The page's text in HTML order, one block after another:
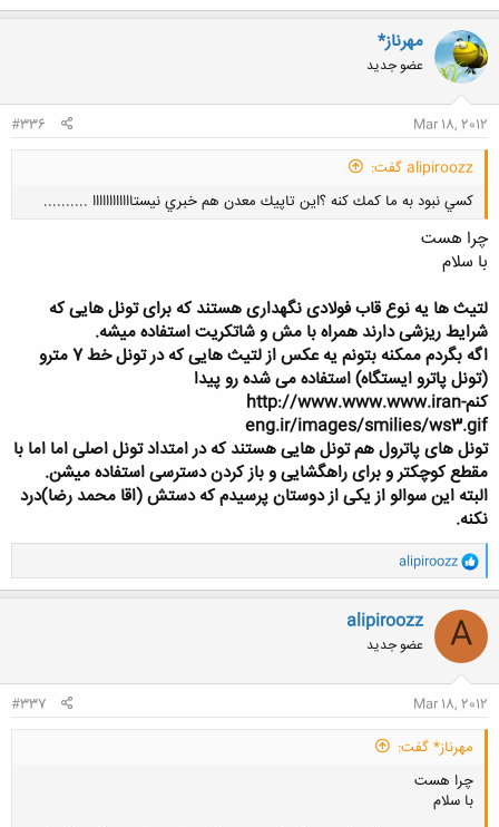
مهرناز*
عضو جدید
Mar 18, 2012
#336
alipiroozz گفت:
كسي نبود به ما كمك كنه ؟اين تاپيك معدن هم خبري نيستاااااااااااا ..........
کلیک کنید تا باز شود...
چرا هست
با سلام
لتیث ها یه نوع قاب فولادی نگهداری هستند که برای تونل هایی که
شرایط ریزشی دارند همراه با مش و شاتکریت استفاده میشه.
اگه بگردم ممکنه بتونم یه عکس از لتیث هایی که در تونل خط 7 مترو
(تونل پاترو ایستگاه) استفاده می شده رو پیدا
کنمhttp://www.www.www.iran-
eng.ir/images/smilies/ws3.gif
تونل های پاترول هم تونل هایی هستند که در امتداد تونل اصلی اما اما با
مقطع کوچکتر و برای راهگشایی و باز کردن دسترسی استفاده میشن.
البته این سوالو از یکی از دوستان پرسیدم که دستش (اقا محمد رضا)درد
نکنه.
و
ا
ک
ن
ش
ه
ا
alipiroozz
A
alipiroozz
عضو جدید
Mar 18, 2012
#337
مهرناز* گفت:
چرا هست
با سلام